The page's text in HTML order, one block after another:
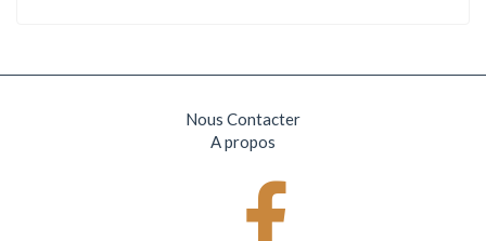
Nous Contacter
A propos